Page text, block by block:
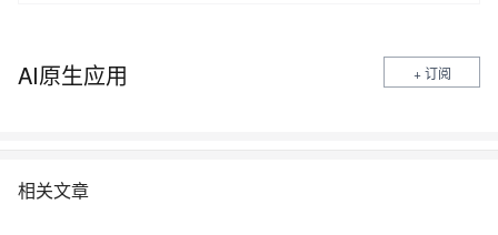
码时“在我的机器上可正常工作”的问题。运维人员利用Docker可以在隔离
开发的微服务应用。本课程由黑马程序员提供。 &nbsp; &nbsp; 相关的阿
AI原生应用 + 订阅
相关文章